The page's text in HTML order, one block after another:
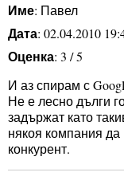
Име: Павел
Дата: 02.04.2010
Оценка: 3 / 5
И аз спирам с
Не е лесно дълги
задържат като
някоя компания да
конкурент.